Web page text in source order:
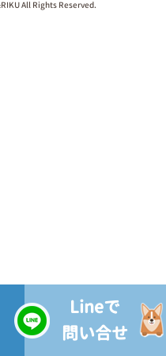
Lineで
問い合せ
All Rights Reserved.